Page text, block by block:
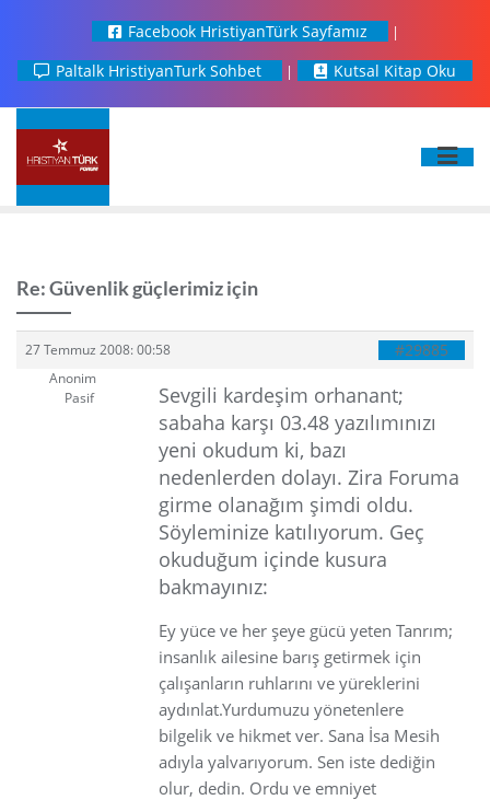
Facebook HristiyanTürk Sayfamız
Paltalk HristiyanTurk Sohbet
Kutsal Kitap Oku
Re: Güvenlik güçlerimiz için
27 Temmuz 2008: 00:58 #29885
Anonim
Pasif
Sevgili kardeşim orhanant;
sabaha karşı 03.48 yazılımınızı
yeni okudum ki, bazı
nedenlerden dolayı. Zira Foruma
girme olanağım şimdi oldu.
Söyleminize katılıyorum. Geç
okuduğum içinde kusura
bakmayınız:
Ey yüce ve her şeye gücü yeten Tanrım;
insanlık ailesine barış getirmek için
çalışanların ruhlarını ve yüreklerini
aydınlat.Yurdumuzu yönetenlere
bilgelik ve hikmet ver. Sana İsa Mesih
adıyla yalvarıyorum. Sen iste dediğin
olur, dedin. Ordu ve emniyet